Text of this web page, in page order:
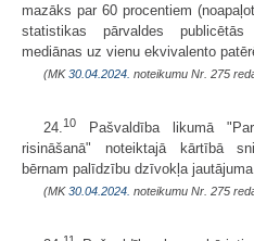
mazāks par 60 procentiem
statistikas pārvaldes
mediānas uz vienu ekvivalento
(MK30.04.2024. noteikumu Nr. 275
24.10
Pašvaldība likumā
risināšanā" noteiktajā kārtībā
bērnam palīdzību dzīvokļa
(MK30.04.2024. noteikumu Nr. 275